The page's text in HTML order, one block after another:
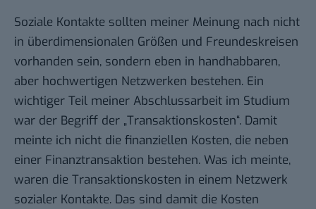
Soziale Kontakte sollten meiner Meinung nach nicht
in überdimensionalen Größen und Freundeskreisen
vorhanden sein, sondern eben in handhabbaren,
aber hochwertigen Netzwerken bestehen. Ein
wichtiger Teil meiner Abschlussarbeit im Studium
war der Begriff der „Transaktionskosten“. Damit
meinte ich nicht die finanziellen Kosten, die neben
einer Finanztransaktion bestehen. Was ich meinte,
waren die Transaktionskosten in einem Netzwerk
sozialer Kontakte. Das sind damit die Kosten